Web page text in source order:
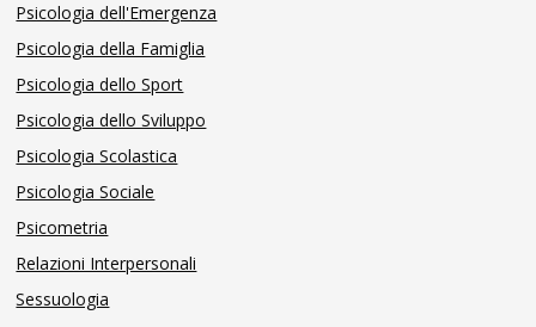
Psicologia dell'Emergenza
Psicologia della Famiglia
Psicologia dello Sport
Psicologia dello Sviluppo
Psicologia Scolastica
Psicologia Sociale
Psicometria
Relazioni Interpersonali
Sessuologia